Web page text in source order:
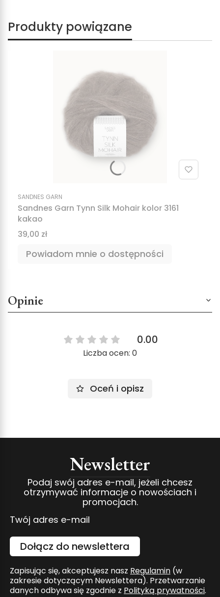
Produkty powiązane
SANDNES GARN
Sandnes Garn Tynn Silk Mohair kolor 3161
kakao
Cena
39,00 zł
Powiadom mnie o dostępności
Opinie
0.00
Liczba ocen: 0
Oceń i opisz
Newsletter
Podaj swój adres e-mail, jeżeli chcesz
otrzymywać informacje o nowościach i
promocjach.
Twój adres e-mail
Dołącz do newslettera
Zapisując się, akceptujesz nasz Regulamin (w
zakresie dotyczącym Newslettera). Przetwarzanie
danych odbywa się zgodnie z Polityką prywatności.